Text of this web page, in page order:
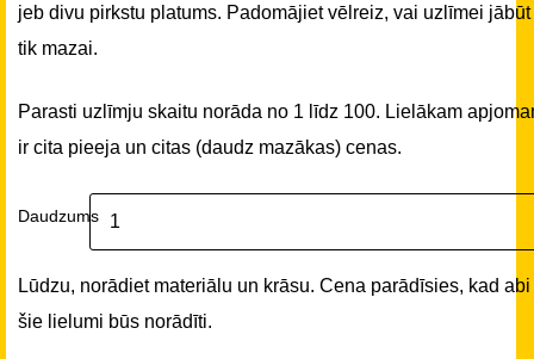
jeb divu pirkstu platums. Padomājiet vēlreiz, vai uzlīmei jābūt
tik mazai.
Parasti uzlīmju skaitu norāda no 1 līdz 100. Lielākam
ir cita pieeja un citas (daudz mazākas) cenas.
Daudzums
Lūdzu, norādiet materiālu un krāsu. Cena parādīsies, kad abi
šie lielumi būs norādīti.